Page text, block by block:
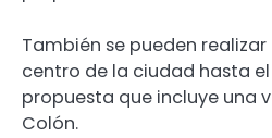
También se pueden
centro de la ciudad hasta el
propuesta que incluye una
Colón.